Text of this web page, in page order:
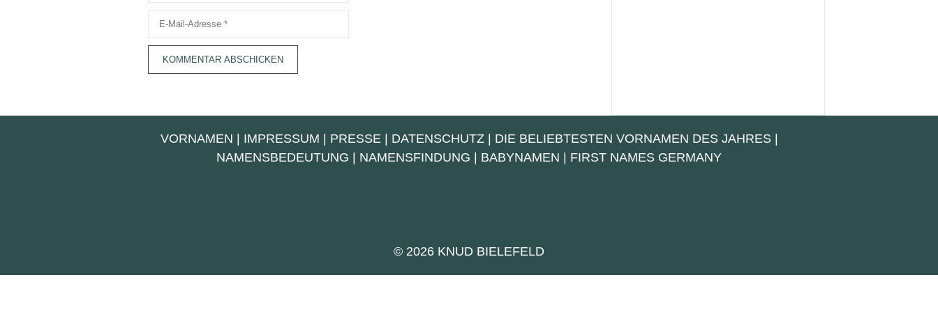
Adresse
VORNAMEN | IMPRESSUM | PRESSE | DATENSCHUTZ| DIE BELIEBTESTEN VORNAMEN DES JAHRES|
NAMENSBEDEUTUNG | NAMENSFINDUNG | BABYNAMEN | FIRST NAMES GERMANY
© 2026 KNUD BIELEFELD